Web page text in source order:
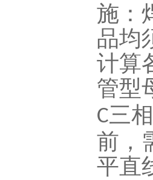
施：
品均
计算
管型
C三
前，
平直